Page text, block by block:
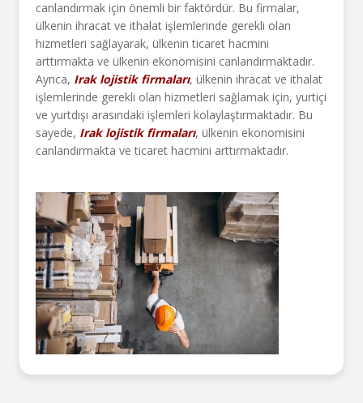
canlandırmak için önemli bir faktördür. Bu firmalar,
ülkenin ihracat ve ithalat işlemlerinde gerekli olan
hizmetleri sağlayarak, ülkenin ticaret hacmini
arttırmakta ve ülkenin ekonomisini canlandırmaktadır.
Ayrıca, Irak lojistik firmaları, ülkenin ihracat ve ithalat
işlemlerinde gerekli olan hizmetleri sağlamak için, yurtiçi
ve yurtdışı arasındaki işlemleri kolaylaştırmaktadır. Bu
sayede, Irak lojistik firmaları, ülkenin ekonomisini
canlandırmakta ve ticaret hacmini arttırmaktadır.